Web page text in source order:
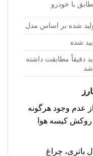
با خودرو
شده بر اساس مدل
شده
دقیقاً مطابقت داشته
عدم وجود هرگونه
روکش کیسه هوا
باتری، چراغ